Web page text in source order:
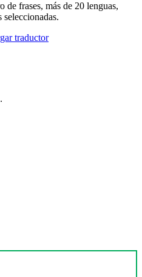
frases, más de 20 lenguas,
seleccionadas.